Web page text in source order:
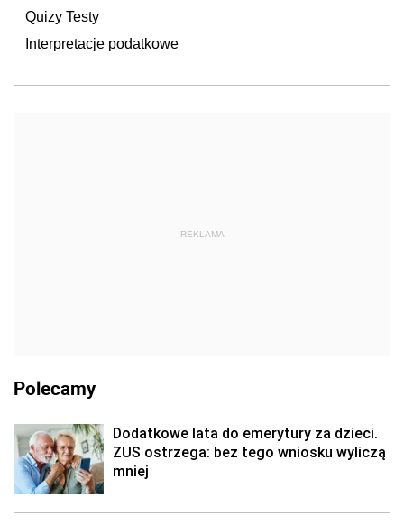
Quizy Testy
Interpretacje podatkowe
REKLAMA
Polecamy
Dodatkowe lata do emerytury za dzieci.
ZUS ostrzega: bez tego wniosku wyliczą
mniej